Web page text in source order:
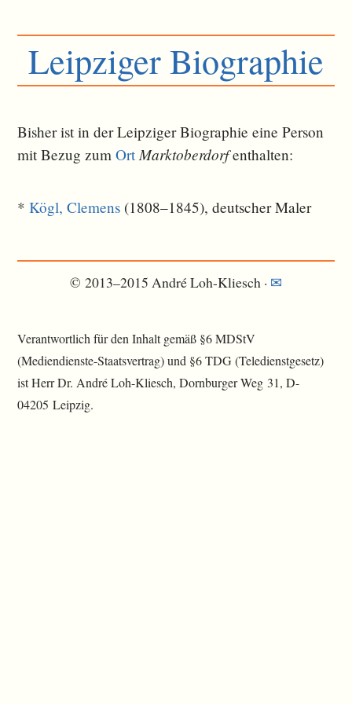
Leipziger Biographie
Bisher ist in der Leipziger Biographie eine Person
mit Bezug zumOrt Marktoberdorfent­halten:
*Kögl, Clemens (1808–1845), deutscher Maler
© 2013–2015 André Loh-Kliesch · ✉
Verantwortlich für den Inhalt gemäß §6 MDStV
(Mediendienste-Staatsvertrag) und §6 TDG (Teledienstgesetz)
ist Herr Dr. André Loh-Kliesch, Dornburger Weg 31, D-
04205 Leipzig.